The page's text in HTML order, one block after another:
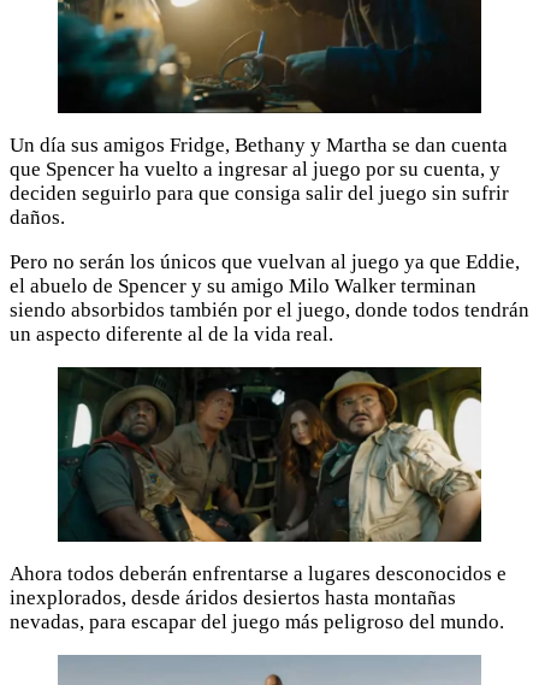
Un día sus amigos Fridge, Bethany y Martha se dan cuenta
que Spencer ha vuelto a ingresar al juego por su cuenta, y
deciden seguirlo para que consiga salir del juego sin sufrir
daños.
Pero no serán los únicos que vuelvan al juego ya que Eddie,
el abuelo de Spencer y su amigo Milo Walker terminan
siendo absorbidos también por el juego, donde todos tendrán
un aspecto diferente al de la vida real.
Ahora todos deberán enfrentarse a lugares desconocidos e
inexplorados, desde áridos desiertos hasta montañas
nevadas, para escapar del juego más peligroso del mundo.